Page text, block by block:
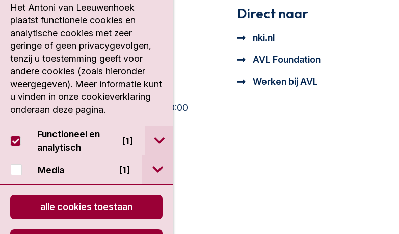
Contact
Plesmanlaan 121
1066 CX Amsterdam
020 512 9111
Bezoektijden
Ma-Vrij:
10:30 - 13:00 en 15:00 - 20:00
Weekend: 10:30 - 20:00
IC:
Direct naar
nki.nl
AVL Foundation
Werken bij AVL
Het Antoni van Leeuwenhoek
plaatst functionele cookies en
analytische cookies met zeer
geringe of geen privacygevolgen,
tenzij u toestemming geeft voor
andere cookies (zoals hieronder
weergegeven). Meer informatie kunt
u vinden in onze cookieverklaring
onderaan deze pagina.
Functioneel en
analytisch
[1] open / sluit Functioneel en analytisch cookie beschrijving
Media [1] open / sluit Media cookie beschrijving
alle cookies toestaan